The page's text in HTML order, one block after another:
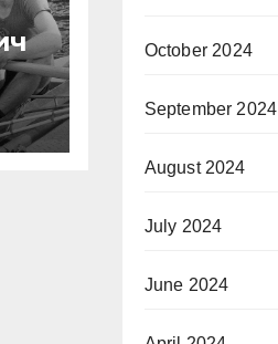
October 2024
September 2024
August 2024
July 2024
June 2024